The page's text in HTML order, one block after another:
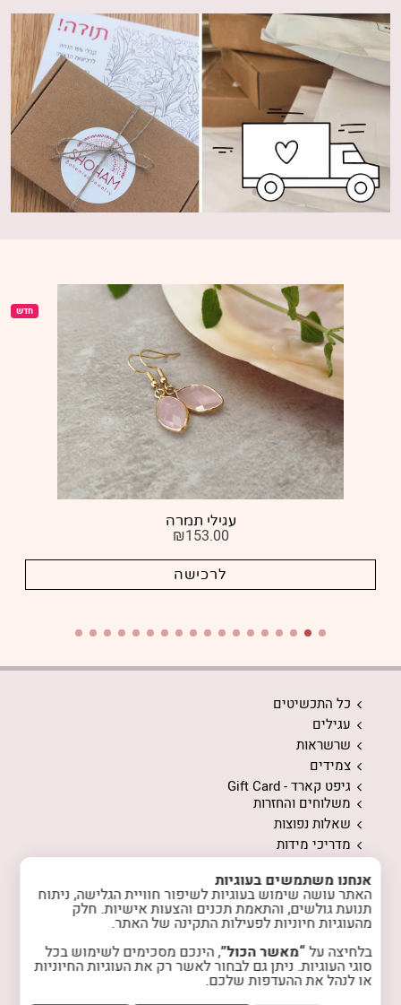
עגילי דרור
159.00
לרכישה
כל התכשיטים
עגילים
שרשראות
צמידים
גיפט קארד - Gift Card
משלוחים והחזרות
שאלות נפוצות
מדריכי מידות
המלצות לשמירה על התכשיטים
אודות
המלצות מלקוחות
טיפים והשראה
רכישות מרוכזות
הצטרפות למועדון
אנחנו משתמשים בעוגיות
האתר עושה שימוש בעוגיות לשיפור חוויית הגלישה, ניתוח
תנועת גולשים, והתאמת תכנים והצעות אישיות. חלק
מהעוגיות חיוניות לפעילות התקינה של האתר.
בלחיצה על“מאשר הכול”, הינכם מסכימים לשימוש בכל
סוגי העוגיות. ניתן גם לבחור לאשר רק את העוגיות החיוניות
או לנהל את ההעדפות שלכם.